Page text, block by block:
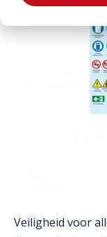
MVO
Veiligheid voor